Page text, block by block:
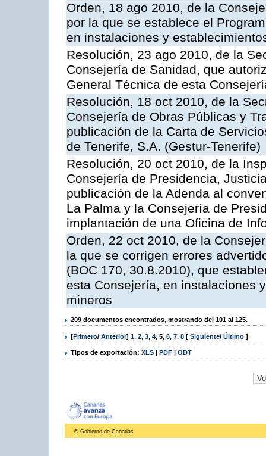
Orden, 18 ago 2010, de la
por la que se establece el
en instalaciones y
Resolución, 23 ago 2010, de la
Consejería de Sanidad, que
General Técnica de esta
Resolución, 18 oct 2010, de la
Consejería de Obras Públicas y
publicación de la Carta de
de Tenerife, S.A. (Gestur-Tenerife)
Resolución, 20 oct 2010, de la
Consejería de Presidencia,
publicación de la Adenda al
La Palma y la Consejería de
implantación de una Oficina de
Orden, 22 oct 2010, de la
la que se corrigen errores
(BOC 170, 30.8.2010), que
esta Consejería, en instalaciones
mineros
209 documentos encontrados, mostrando del 101 al 125.
[Primero/ Anterior] 1, 2, 3, 4, 5, 6, 7, 8 [ Siguiente/ Último ]
Tipos de exportación: XLS | PDF | ODT
© Gobierno de Canarias